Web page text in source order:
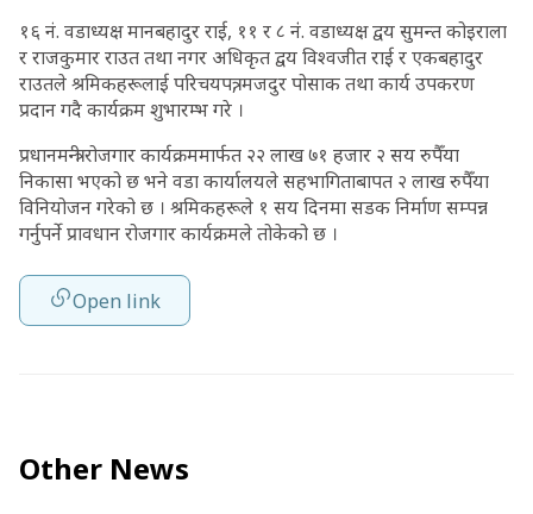
१६ नं. वडाध्यक्ष मानबहादुर राई, ११ र ८ नंं. वडाध्यक्ष द्वय सुमन्त कोइराला
र राजकुमार राउत तथा नगर अधिकृत द्वय विश्वजीत राई र एकबहादुर
राउतले श्रमिकहरूलाई परिचयपत्र, मजदुर पोसाक तथा कार्य उपकरण
प्रदान गदै कार्यक्रम शुभारम्भ गरे ।
प्रधानमन्त्री रोजगार कार्यक्रममार्फत २२ लाख ७१ हजार २ सय रुपैँया
निकासा भएको छ भने वडा कार्यालयले सहभागिताबापत २ लाख रुपैँया
विनियोजन गरेको छ । श्रमिकहरूले १ सय दिनमा सडक निर्माण सम्पन्न
गर्नुपर्ने प्रावधान रोजगार कार्यक्रमले तोकेको छ ।
Open link
Other News